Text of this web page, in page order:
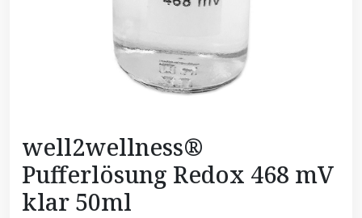
well2wellness®
Pufferlösung Redox 468 mV
klar 50ml